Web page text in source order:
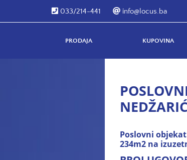
033/214-441 info@locus.ba
PRODAJA KUPOVINA
Poslovni
234m2 na